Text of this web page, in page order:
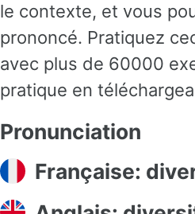
le contexte, et vous
prononcé. Pratiquez
avec plus de 60000
pratique en
Pronunciation
Française: